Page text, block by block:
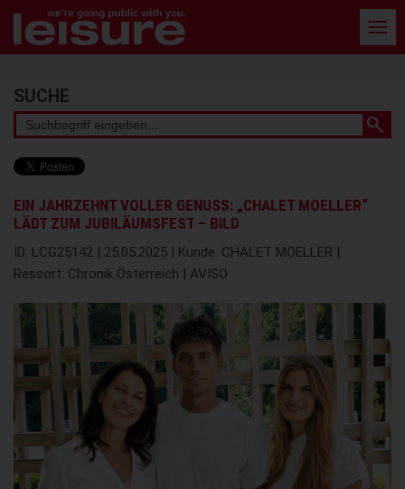
Barrierefreie
Bedienung
der
Stichwortsuche
SUCHE
EIN JAHRZEHNT VOLLER GENUSS: „CHALET MOELLER“
LÄDT ZUM JUBILÄUMSFEST – BILD
ID: LCG25142 | 25.05.2025 | Kunde: CHALET MOELLER |
Ressort: Chronik Österreich | AVISO